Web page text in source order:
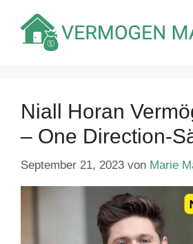
Inhalt
springen
Niall Horan
– One Direction-
September 21, 2023 von Marie